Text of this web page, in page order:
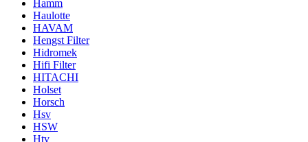
Hamm
Haulotte
HAVAM
Hengst Filter
Hidromek
Hifi Filter
HITACHI
Holset
Horsch
Hsv
HSW
Htv